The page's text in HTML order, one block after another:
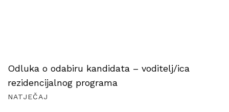
Odluka o odabiru kandidata – voditelj/ica
rezidencijalnog programa
NATJEČAJ